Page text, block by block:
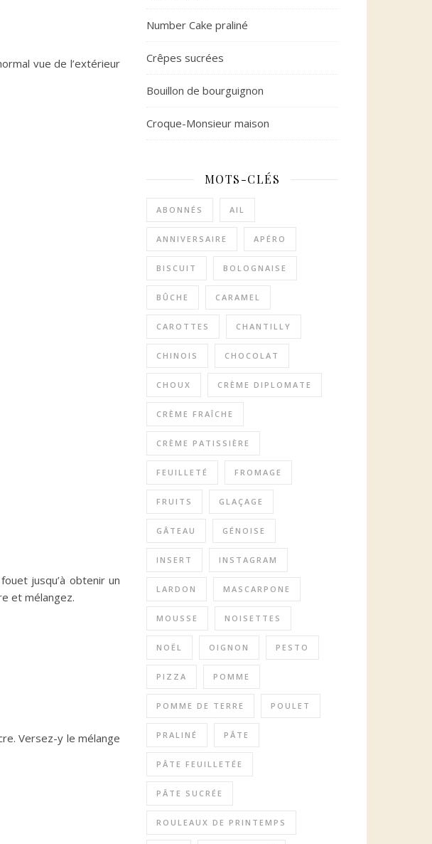
vue de l’extérieur
jusqu’à obtenir un
et mélangez.
Versez-y le mélange
Number Cake praliné
Crêpes sucrées
Bouillon de bourguignon
Croque-Monsieur maison
MOTS-CLÉS
ABONNÉS AIL
ANNIVERSAIRE APÉRO
BISCUIT BOLOGNAISE
BÛCHE CARAMEL
CAROTTES CHANTILLY
CHINOIS CHOCOLAT
CHOUX CRÈME DIPLOMATE
CRÈME FRAÎCHE
CRÈME PATISSIÈRE
FEUILLETÉ FROMAGE
FRUITS GLAÇAGE
GÂTEAU GÉNOISE
INSERT INSTAGRAM
LARDON MASCARPONE
MOUSSE NOISETTES
NOËL OIGNON PESTO
PIZZA POMME
POMME DE TERRE POULET
PRALINÉ PÂTE
PÂTE FEUILLETÉE
PÂTE SUCRÉE
ROULEAUX DE PRINTEMPS